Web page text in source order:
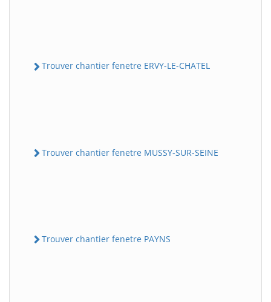
Trouver chantier fenetre ERVY-LE-CHATEL
Trouver chantier fenetre MUSSY-SUR-SEINE
Trouver chantier fenetre PAYNS